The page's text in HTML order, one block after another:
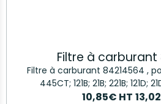
Filtre à carburant
Filtre à carburant 84214564 ,
445CT; 121B; 21B; 221B; 121D;
10,85€ HT